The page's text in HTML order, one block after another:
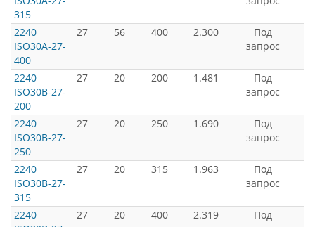
315
2240
ISO30A-27-
400
27 56 400 2.300
Под
запрос
2240
ISO30B-27-
200
27 20 200 1.481
Под
запрос
2240
ISO30B-27-
250
27 20 250 1.690
Под
запрос
2240
ISO30B-27-
315
27 20 315 1.963
Под
запрос
2240
27 20 400 2.319
Под